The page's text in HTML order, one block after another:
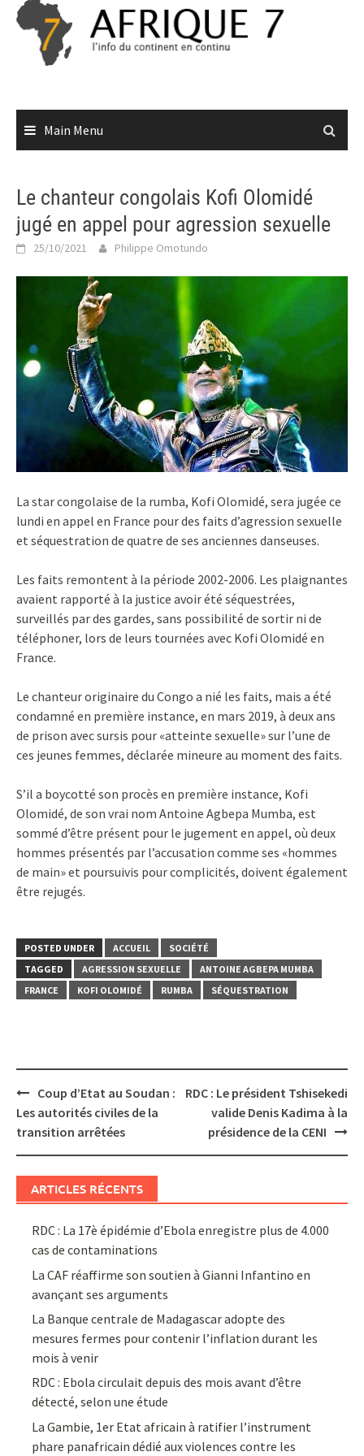
Skip
content
Main Menu
Le chanteur congolais Kofi Olomidé
jugé en appel pour agression sexuelle
25/10/2021 Philippe Omotundo
La star congolaise de la rumba, Kofi Olomidé, sera jugée ce
lundi en appel en France pour des faits d’agression sexuelle
et séquestration de quatre de ses anciennes danseuses.
Les faits remontent à la période 2002-2006. Les plaignantes
avaient rapporté à la justice avoir été séquestrées,
surveillés par des gardes, sans possibilité de sortir ni de
téléphoner, lors de leurs tournées avec Kofi Olomidé en
France.
Le chanteur originaire du Congo a nié les faits, mais a été
condamné en première instance, en mars 2019, à deux ans
de prison avec sursis pour «atteinte sexuelle» sur l’une de
ces jeunes femmes, déclarée mineure au moment des faits.
S’il a boycotté son procès en première instance, Kofi
Olomidé, de son vrai nom Antoine Agbepa Mumba, est
sommé d’être présent pour le jugement en appel, où deux
hommes présentés par l’accusation comme ses «hommes
de main» et poursuivis pour complicités, doivent également
être rejugés.
POSTED UNDER ACCUEIL
SOCIÉTÉ
TAGGED
AGRESSION SEXUELLE
ANTOINE AGBEPA MUMBA
FRANCE
KOFI OLOMIDÉ RUMBA SÉQUESTRATION
Post
navigation
Coup d’Etat au Soudan :
Les autorités civiles de la
transition arrêtées
RDC : Le président Tshisekedi
valide Denis Kadima à la
présidence de la CENI
ARTICLES RÉCENTS
RDC : La 17è épidémie d’Ebola enregistre plus de 4.000
cas de contaminations
La CAF réaffirme son soutien à Gianni Infantino en
avançant ses arguments
La Banque centrale de Madagascar adopte des
mesures fermes pour contenir l’inflation durant les
mois à venir
RDC : Ebola circulait depuis des mois avant d’être
détecté, selon une étude
La Gambie, 1er Etat africain à ratifier l’instrument
phare panafricain dédié aux violences contre les